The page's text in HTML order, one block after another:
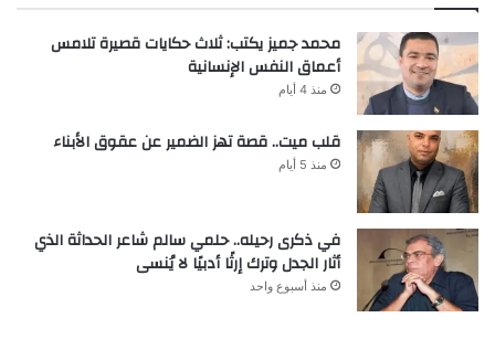
محمد جميز يكتب: ثلاث حكايات قصيرة تلامس
أعماق النفس الإنسانية
منذ 4 أيام
قلب ميت.. قصة تهز الضمير عن عقوق الأبناء
منذ 5 أيام
في ذكرى رحيله.. حلمي سالم شاعر الحداثة الذي
أثار الجدل وترك إرثًا أدبيًا لا يُنسى
منذ أسبوع واحد